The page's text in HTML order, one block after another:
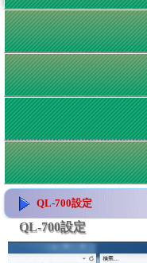
QL-700設定
QL-700設定